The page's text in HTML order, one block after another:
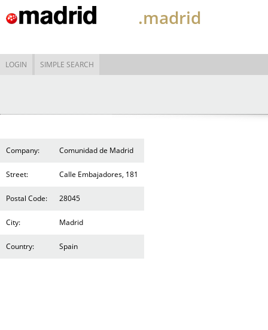
.madrid
LOGIN SIMPLE SEARCH
Company: Comunidad de Madrid
Street: Calle Embajadores, 181
Postal Code: 28045
City: Madrid
Country: Spain